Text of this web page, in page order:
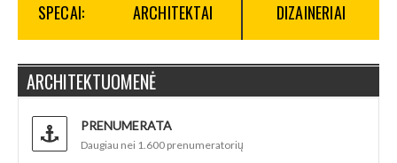
SPECAI: ARCHITEKTAI DIZAINERIAI
ARCHITEKTUOMENĖ
PRENUMERATA
Daugiau nei 1.600 prenumeratorių